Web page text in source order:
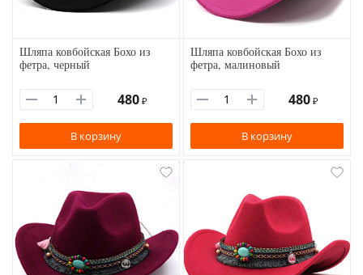
Шляпа ковбойская Бохо из
фетра, черный
480 ₽
В корзину
Шляпа ковбойская Бохо из
фетра, малиновый
480 ₽
В корзину